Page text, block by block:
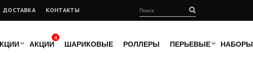
ДОСТАВКА КОНТАКТЫ
4
АКЦИИ ШАРИКОВЫЕ РОЛЛЕРЫ ПЕРЬЕВЫЕ НАБОРЫ